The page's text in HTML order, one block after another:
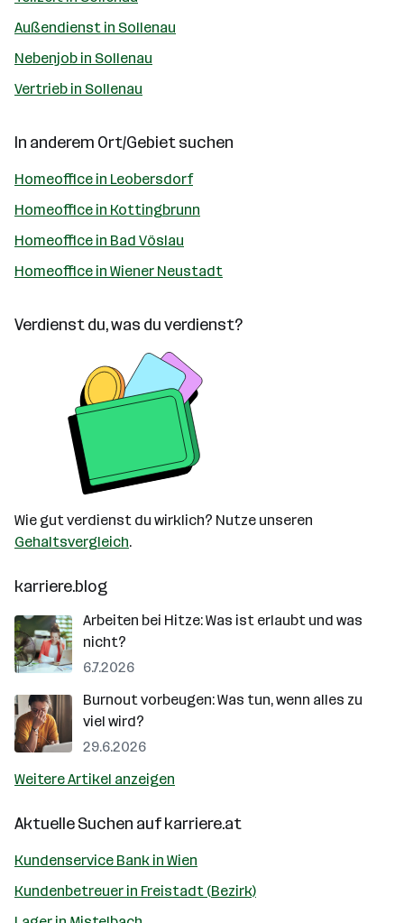
Außendienst in Sollenau
Nebenjob in Sollenau
Vertrieb in Sollenau
In anderem Ort/Gebiet suchen
Homeoffice in Leobersdorf
Homeoffice in Kottingbrunn
Homeoffice in Bad Vöslau
Homeoffice in Wiener Neustadt
Verdienst du, was du verdienst?
Wie gut verdienst du wirklich? Nutze unseren
Gehaltsvergleich.
karriere.blog
Arbeiten bei Hitze: Was ist erlaubt und was
nicht?
6.7.2026
Burnout vorbeugen: Was tun, wenn alles zu
viel wird?
29.6.2026
Weitere Artikel anzeigen
Aktuelle Suchen aufkarriere.at
Kundenservice Bank in Wien
Kundenbetreuer in Freistadt (Bezirk)